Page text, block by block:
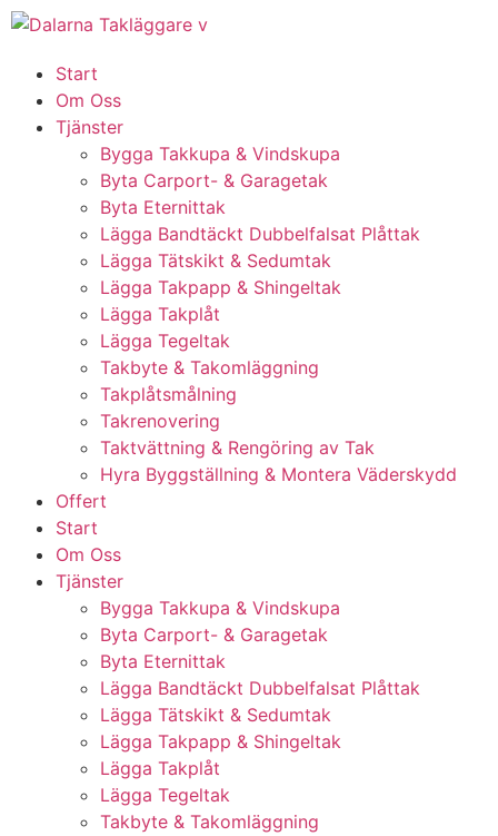
Start
Om Oss
Tjänster
Bygga Takkupa & Vindskupa
Byta Carport- & Garagetak
Byta Eternittak
Lägga Bandtäckt Dubbelfalsat Plåttak
Lägga Tätskikt & Sedumtak
Lägga Takpapp & Shingeltak
Lägga Takplåt
Lägga Tegeltak
Takbyte & Takomläggning
Takplåtsmålning
Takrenovering
Taktvättning & Rengöring av Tak
Hyra Byggställning & Montera Väderskydd
Offert
Start
Om Oss
Tjänster
Bygga Takkupa & Vindskupa
Byta Carport- & Garagetak
Byta Eternittak
Lägga Bandtäckt Dubbelfalsat Plåttak
Lägga Tätskikt & Sedumtak
Lägga Takpapp & Shingeltak
Lägga Takplåt
Lägga Tegeltak
Takbyte & Takomläggning